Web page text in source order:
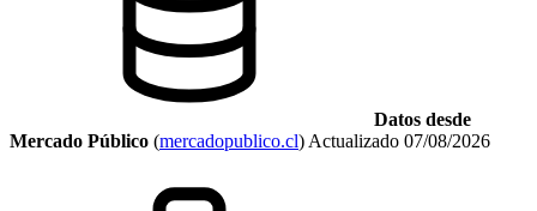
Datos desde
Mercado Público (mercadopublico.cl) Actualizado 07/08/2026